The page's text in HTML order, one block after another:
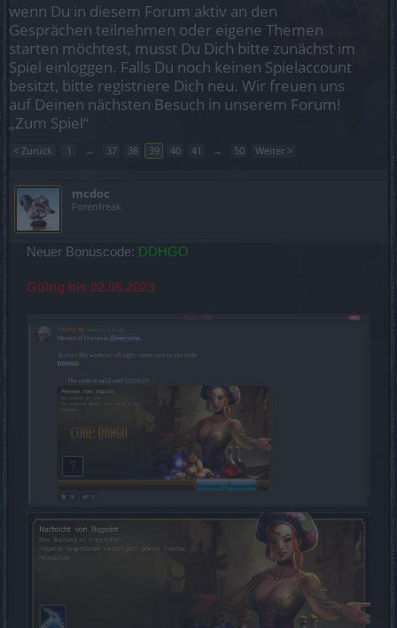
wenn Du in diesem Forum aktiv an den
Gesprächen teilnehmen oder eigene Themen
starten möchtest, musst Du Dich bitte zunächst im
Spiel einloggen. Falls Du noch keinen Spielaccount
besitzt, bitte registriere Dich neu. Wir freuen uns
auf Deinen nächsten Besuch in unserem Forum!
„Zum Spiel“
< Zurück 1 ← 37 38 39 40 41 → 50 Weiter >
mcdoc
Forenfreak
Neuer Bonuscode: DDHGO
Gültig bis 02.05.2023